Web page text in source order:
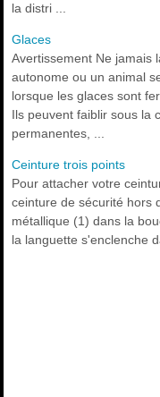
la distri ...
Glaces
Avertissement Ne jamais
autonome ou un animal
lorsque les glaces sont
Ils peuvent faiblir sous la
permanentes, ...
Ceinture trois points
Pour attacher votre
ceinture de sécurité hors
métallique (1) dans la
la languette s'enclenche